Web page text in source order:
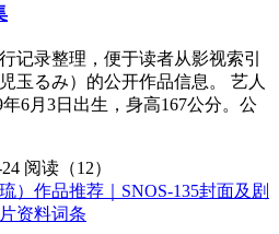
记录整理，便于读者从影视索引
玉るみ）的公开作品信息。 艺人
6月3日出生，身高167公分。公
阅读（12）